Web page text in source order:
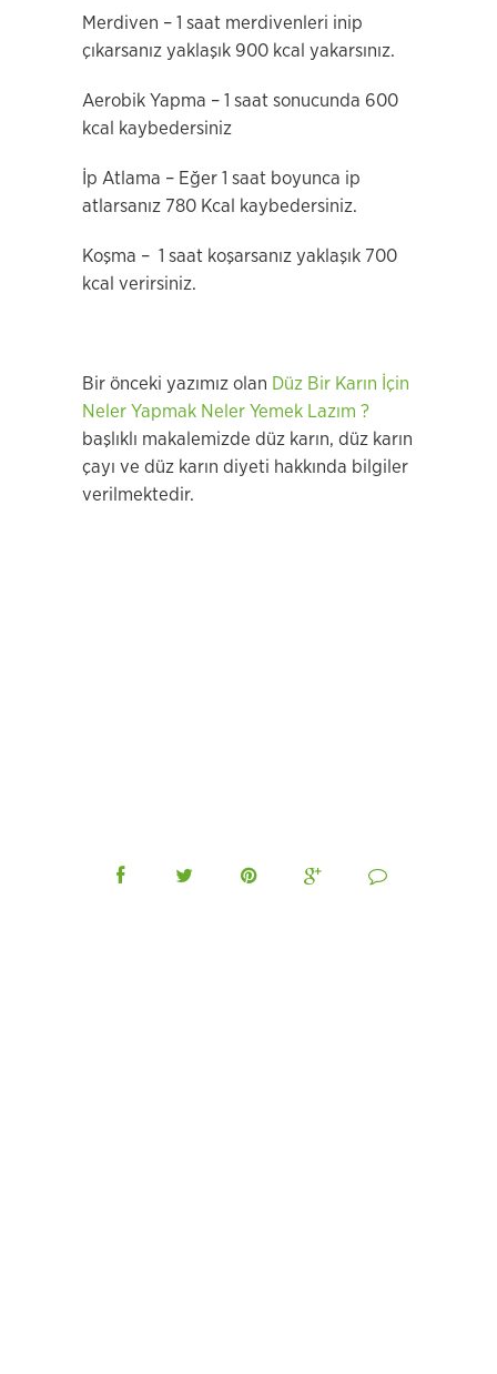
Merdiven – 1 saat merdivenleri inip
çıkarsanız yaklaşık 900 kcal yakarsınız.
Aerobik Yapma – 1 saat sonucunda 600
kcal kaybedersiniz
İp Atlama – Eğer 1 saat boyunca ip
atlarsanız 780 Kcal kaybedersiniz.
Koşma – 1 saat koşarsanız yaklaşık 700
kcal verirsiniz.
Bir önceki yazımız olan Düz Bir Karın İçin
Neler Yapmak Neler Yemek Lazım ?
başlıklı makalemizde düz karın, düz karın
çayı ve düz karın diyeti hakkında bilgiler
verilmektedir.